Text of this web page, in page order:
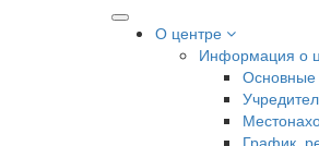
О центре
Информация о
Основные
График,